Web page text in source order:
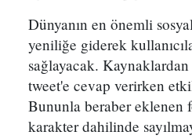
Dünyanın en önemli
yeniliğe giderek
sağlayacak.
tweet'e cevap verirken
Bununla beraber eklenen
karakter dahilinde